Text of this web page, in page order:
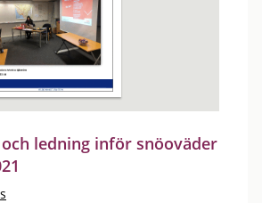
ledning inför snöoväder